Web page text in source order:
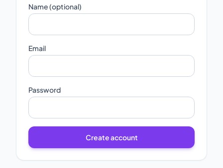
Name (optional)
Email
Password
Create account